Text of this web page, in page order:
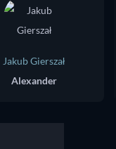
Jakub Gierszał
Alexander